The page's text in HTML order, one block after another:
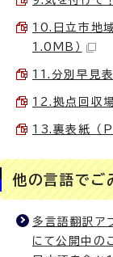
10.日立市地
1.0MB）
11.分別早見
12.拠点回収
13.裏表紙 （
他の言語でご
多言語翻訳ア
にて公開中の